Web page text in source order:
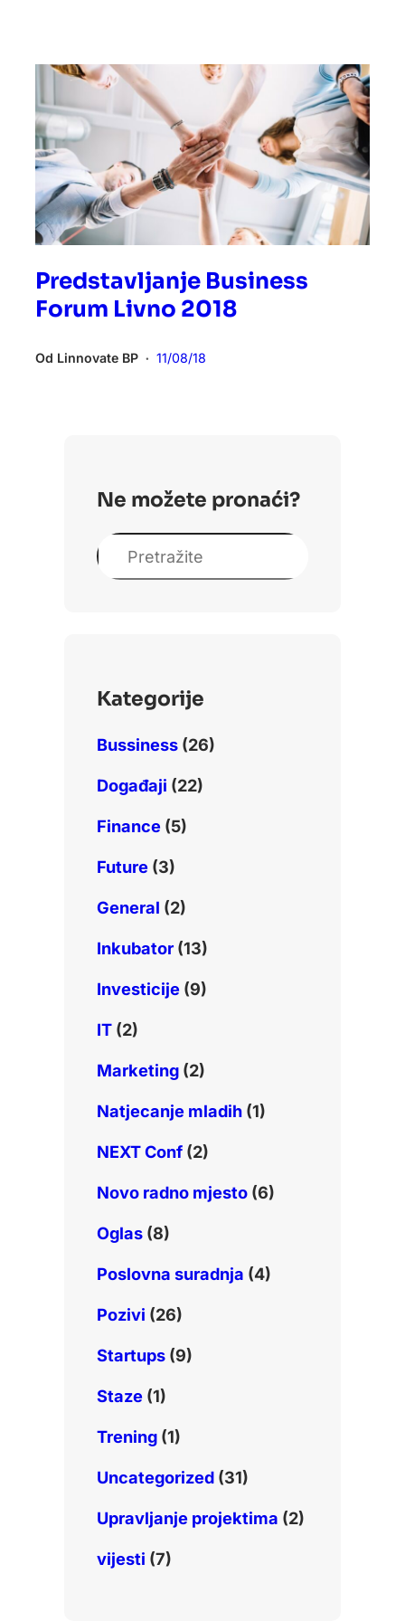
Predstavljanje Business
Forum Livno 2018
Od Linnovate BP • 11/08/18
Ne možete pronaći?
S
e
Kategorije
Bussiness(26)
Događaji (22)
Finance(5)
Future(3)
General (2)
Inkubator(13)
Investicije(9)
IT(2)
Marketing(2)
Natjecanje mladih(1)
NEXT Conf(2)
Novo radno mjesto(6)
Oglas(8)
Poslovna suradnja (4)
Pozivi (26)
Startups(9)
Staze(1)
Trening(1)
Uncategorized(31)
Upravljanje projektima (2)
vijesti (7)